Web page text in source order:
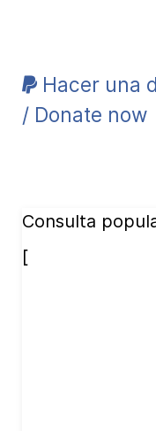
Hacer una
/ Donate now
Consulta
[